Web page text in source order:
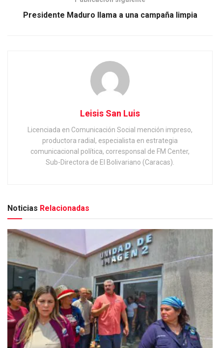
Presidente Maduro llama a una campaña limpia
Leisis San Luis
Licenciada en Comunicación Social mención impreso,
productora radial, especialista en estrategia
comunicacional política, corresponsal de FM Center,
Sub-Directora de El Bolivariano (Caracas).
Noticias Relacionadas